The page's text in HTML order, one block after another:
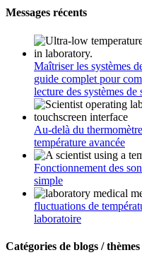
Messages récents
Maîtriser les systèmes
guide complet pour
lecture des systèmes
Au-delà du
température avancée
Fonctionnement des
simple
fluctuations de
laboratoire
Catégories de blogs / thèmes